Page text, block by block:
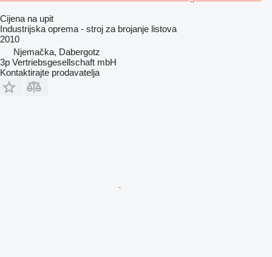
Cijena na upit
Industrijska oprema - stroj za brojanje listova
2010
Njemačka, Dabergotz
3p Vertriebsgesellschaft mbH
Kontaktirajte prodavatelja